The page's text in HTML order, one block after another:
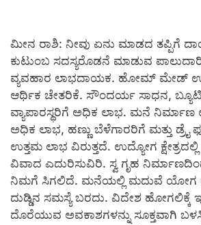
ಮೀನ ರಾಶಿ: ನೀವು ಏನು ಮಾಡದ ತಪ್ಪಿಗೆ
ಕುಟುಂಬ ಸದಸ್ಯರೊಡನೆ ಮಾಡುವ
ವ್ಯವಹಾರ ಲಾಭದಾಯಕ. ಹೋಮ್ ಮೇಡ್
ಆರ್ಥಿಕ ಚೇತರಿಕೆ. ಸೌಂದರ್ಯ ಸಾಧನ,
ವ್ಯಾಪಾರಸ್ಥರಿಗೆ ಅಧಿಕ ಲಾಭ. ಮನೆ
ಅಧಿಕ ಲಾಭ, ಹಣ್ಣು ಬೆಳೆಗಾರರಿಗೆ ಮತ್ತು ಡ್ರೈ
ಉತ್ತಮ ಲಾಭ ವಿರುತ್ತದೆ. ಉದ್ಯೋಗ
ವಿವಾದ ಎದುರಿಸುವಿರಿ. ಸ್ವ ಗೃಹ
ನಿಮಗೆ ಸಿಗಲಿದೆ. ಮನೆಯಲ್ಲಿ ಮದುವೆ ಯೋಗ
ದುಡ್ಡಿನ ಸಮಸ್ಯೆ ಬರದು. ವಿದೇಶ ಹೋಗಲಿಕ್ಕೆ
ದೊರೆಯುವ ಅವಕಾಶಗಳನ್ನು ಸೂಕ್ತವಾಗಿ